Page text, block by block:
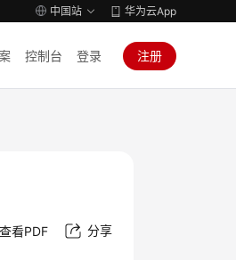
中国站 华为云App
控制台 登录 注册
查看PDF 分享